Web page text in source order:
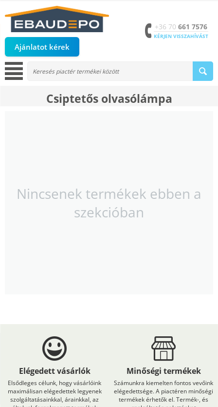
Ajánlatot kérek
+36 70 661 7576
KÉRJEN VISSZAHÍVÁST
Csiptetős olvasólámpa
Nincsenek termékek ebben a
szekcióban
Elégedett vásárlók
Elsődleges célunk, hogy vásárlóink
maximálisan elégedettek legyenek
szolgáltatásainkkal, árainkkal, az
Minőségi termékek
Számunkra kiemelten fontos vevőink
elégedettsége. A piactéren minőségi
termékek érhetők el. Termék-, és